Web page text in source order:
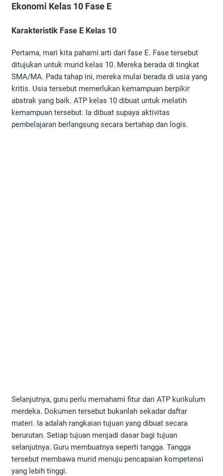
Ekonomi Kelas 10 Fase E
Karakteristik Fase E Kelas 10
Pertama, mari kita pahami arti dari fase E. Fase tersebut
ditujukan untuk murid kelas 10. Mereka berada di tingkat
SMA/MA. Pada tahap ini, mereka mulai berada di usia yang
kritis. Usia tersebut memerlukan kemampuan berpikir
abstrak yang baik. ATP kelas 10 dibuat untuk melatih
kemampuan tersebut. Ia dibuat supaya aktivitas
pembelajaran berlangsung secara bertahap dan logis.
Selanjutnya, guru perlu memahami fitur dari ATP kurikulum
merdeka. Dokumen tersebut bukanlah sekadar daftar
materi. Ia adalah rangkaian tujuan yang dibuat secara
berurutan. Setiap tujuan menjadi dasar bagi tujuan
selanjutnya. Guru membuatnya seperti tangga. Tangga
tersebut membawa murid menuju pencapaian kompetensi
yang lebih tinggi.